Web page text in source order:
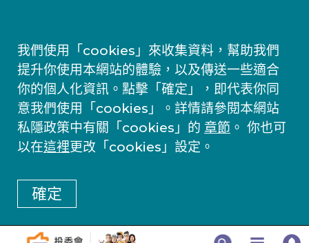
我們使用「cookies」來收集資料，幫助我們
提升你使用本網站的體驗，以及傳送一些適合
你的個人化資訊。點擊「確定」，即代表你同
意我們使用「cookies」。詳情請參閱本網站
私隱政策中有關「cookies」的 章節 。 你也可
以在這裡更改「cookies」設定。
確定